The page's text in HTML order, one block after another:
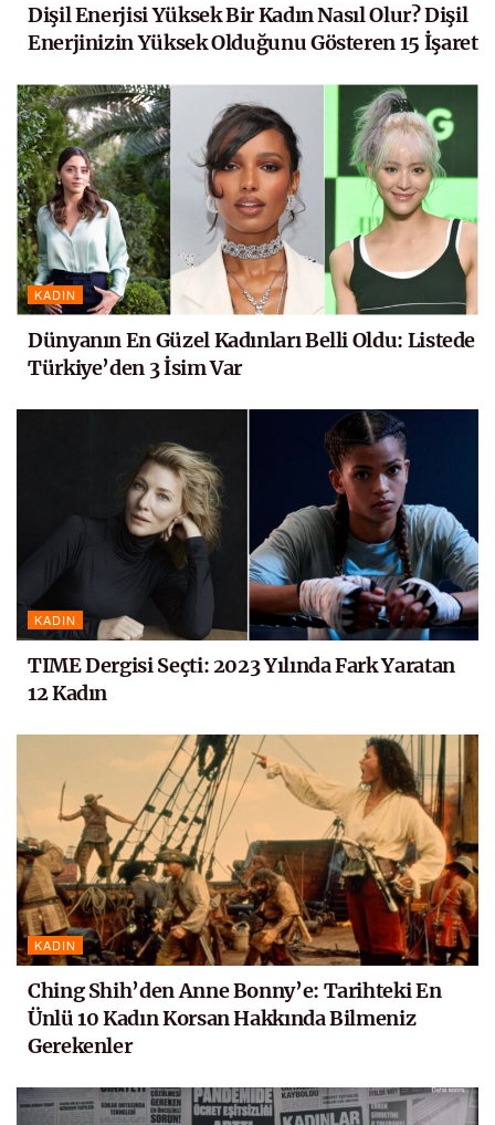
Dişil Enerjisi Yüksek Bir Kadın Nasıl Olur? Dişil
Enerjinizin Yüksek Olduğunu Gösteren 15 İşaret
KADIN
Dünyanın En Güzel Kadınları Belli Oldu: Listede
Türkiye’den 3 İsim Var
KADIN
TIME Dergisi Seçti: 2023 Yılında Fark Yaratan
12 Kadın
KADIN
Ching Shih’den Anne Bonny’e: Tarihteki En
Ünlü 10 Kadın Korsan Hakkında Bilmeniz
Gerekenler